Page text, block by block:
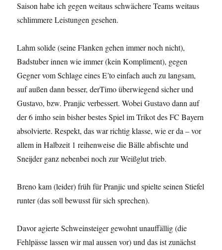
Saison habe ich gegen weitaus schwächere Teams weitaus
schlimmere Leistungen gesehen.
Lahm solide (seine Flanken gehen immer noch nicht),
Badstuber innen wie immer (kein Kompliment), gegen
Gegner vom Schlage eines E’to einfach auch zu langsam,
auf außen dann besser, derTimo überwiegend sicher und
Gustavo, bzw. Pranjic verbessert. Wobei Gustavo dann auf
der 6 imho sein bisher bestes Spiel im Trikot des FC Bayern
absolvierte. Respekt, das war richtig klasse, wie er da – vor
allem in Halbzeit 1 reihenweise die Bälle abfischte und
Sneijder ganz nebenbei noch zur Weißglut trieb.
Breno kam (leider) früh für Pranjic und spielte seinen Stiefel
runter (das soll bewusst für sich sprechen).
Davor agierte Schweinsteiger gewohnt unauffällig (die
Fehlpässe lassen wir mal aussen vor) und das ist zunächst